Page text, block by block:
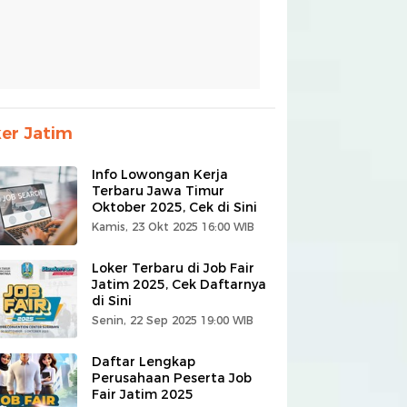
Jatim
Info Lowongan Kerja
Terbaru Jawa Timur
Oktober 2025, Cek di Sini
Kamis, 23 Okt 2025 16:00 WIB
Loker Terbaru di Job Fair
Jatim 2025, Cek Daftarnya
di Sini
Senin, 22 Sep 2025 19:00 WIB
Daftar Lengkap
Perusahaan Peserta Job
Fair Jatim 2025